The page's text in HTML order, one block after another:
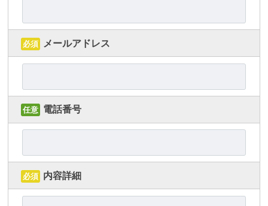
必須 メールアドレス
任意 電話番号
必須 内容詳細